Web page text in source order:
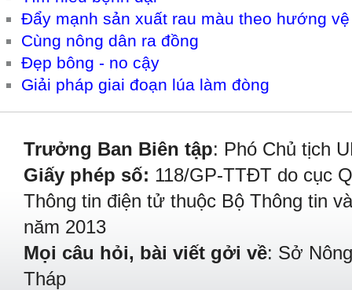
Đẩy mạnh sản xuất rau màu theo hướng
Cùng nông dân ra đồng
Đẹp bông - no cậy
Giải pháp giai đoạn lúa làm đòng
Trưởng Ban Biên tập: Phó Chủ tịch
Giấy phép số: 118/GP-TTĐT do cục
Thông tin điện tử thuộc Bộ Thông tin
năm 2013
Mọi câu hỏi, bài viết gởi về: Sở
Tháp